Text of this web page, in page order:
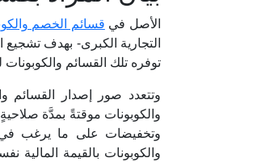
الأصل في قسائم الخصم
التجارية الكبرى- بهدف تشجيع
توفره تلك القسائم
وتتعدد صور إصدار القسائم
والكوبونات موقتةً بمدَّة
وتخفيضات على ما يرغب في
والكوبونات بالقيمة المالية